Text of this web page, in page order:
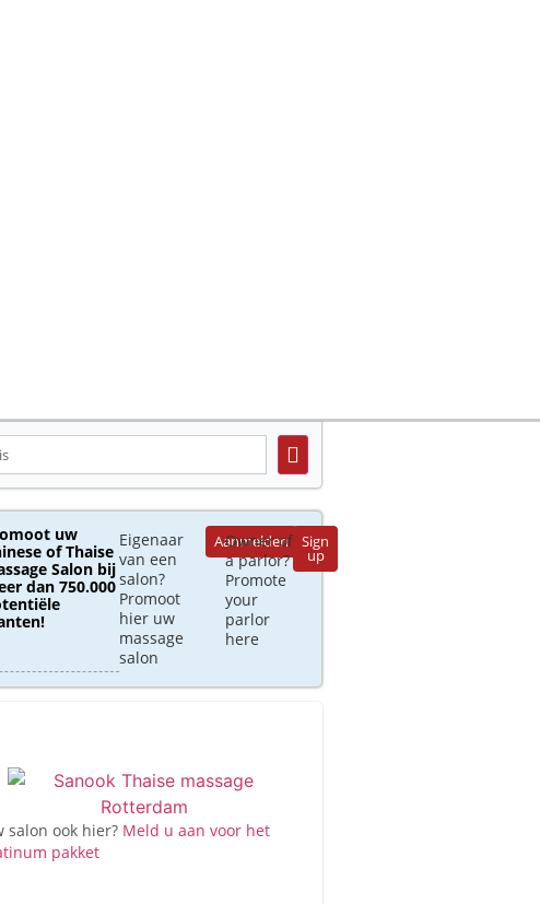
uw
of Thaise
Salon bij
dan 750.000
Eigenaar
van een
salon?
Promoot
hier uw
massage
salon
Aanmelden
Owner of
a parlor?
Promote
your
parlor
here
Sign
up
salon ook hier? Meld u aan voor het
pakket